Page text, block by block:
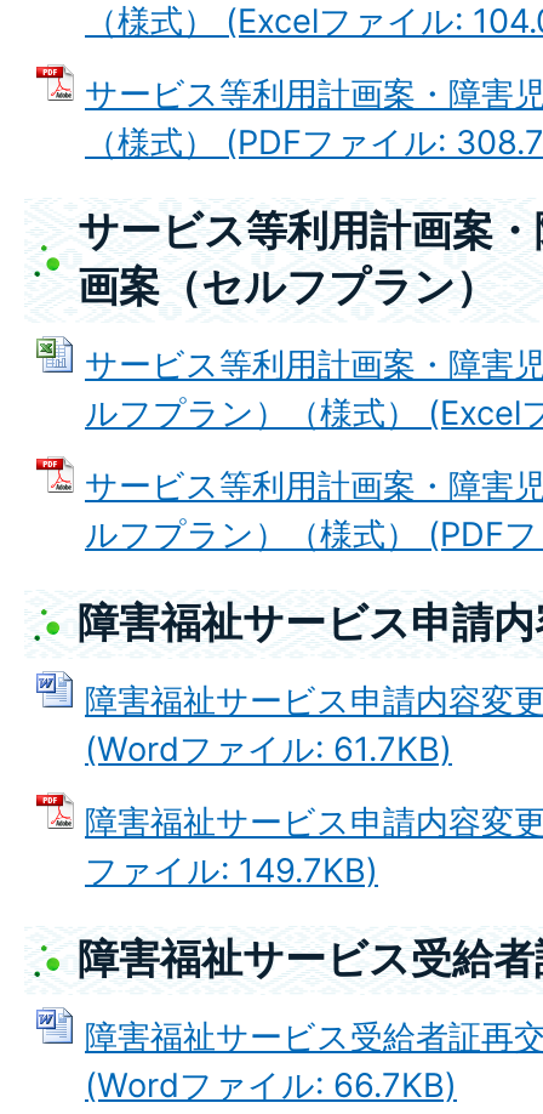
（様式） (Excelファイル:
サービス等利用計画案・障害
（様式） (PDFファイル:
サービス等利用計画案
画案（セルフプラン）
サービス等利用計画案・障害
ルフプラン）（様式） (Excel
サービス等利用計画案・障害
ルフプラン）（様式） (PDF
障害福祉サービス申請
障害福祉サービス申請内容変
(Wordファイル: 61.7KB)
障害福祉サービス申請内容変
ファイル: 149.7KB)
障害福祉サービス受給
障害福祉サービス受給者証再
(Wordファイル: 66.7KB)